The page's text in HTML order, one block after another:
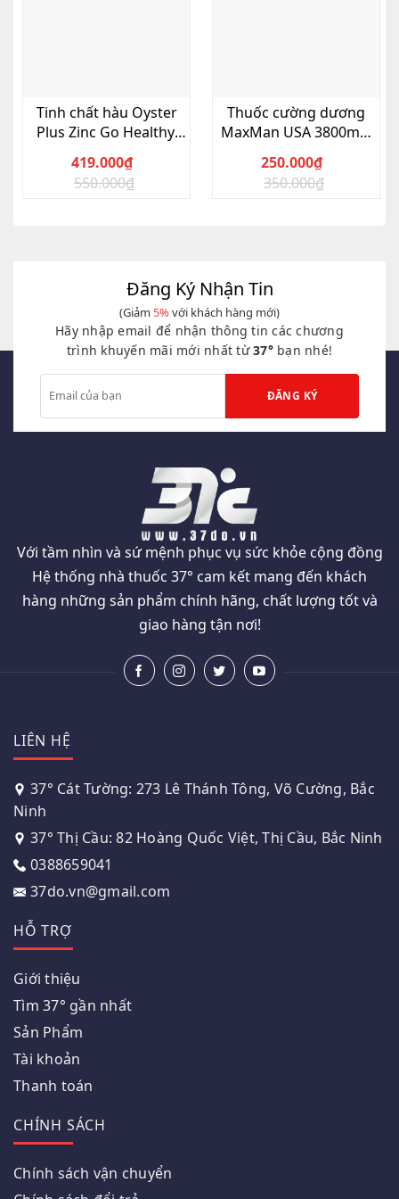
Tinh chất hàu Oyster
Plus Zinc Go Healthy,
550.000₫
Giá
419.000₫
Giá
Thuốc cường dương
MaxMan USA 3800mg,
350.000₫
Giá
250.000₫
Giá
Đăng Ký Nhận Tin
(Giảm 5%với khách hàng mới)
Hãy nhập email để nhận thông tin các chương
trình khuyến mãi mới nhất từ37°bạn nhé!
Với tầm nhìn và sứ mệnh phục vụ sức khỏe cộng đồng
Hệ thống nhà thuốc 37° cam kết mang đến khách
hàng những sản phẩm chính hãng, chất lượng tốt và
giao hàng tận nơi!
LIÊN HỆ
37° Cát Tường: 273 Lê Thánh Tông, Võ Cường, Bắc
Ninh
37° Thị Cầu: 82 Hoàng Quốc Việt, Thị Cầu, Bắc Ninh
0388659041
37do.vn@gmail.com
HỖ TRỢ
Giới thiệu
Tìm 37° gần nhất
Sản Phẩm
Tài khoản
Thanh toán
CHÍNH SÁCH
Chính sách vận chuyển